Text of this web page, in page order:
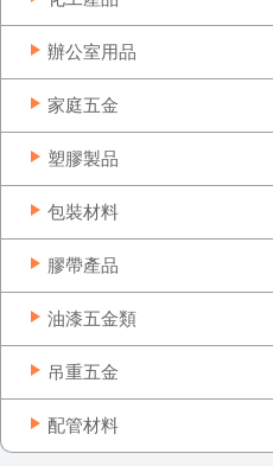
辦公室用品
家庭五金
塑膠製品
包裝材料
膠帶產品
油漆五金類
吊重五金
配管材料